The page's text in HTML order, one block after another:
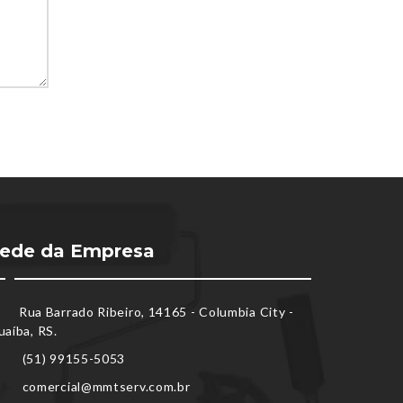
da Empresa
Rua Barrado Ribeiro, 14165 - Columbia City -
RS.
(51) 99155-5053
comercial@mmtserv.com.br